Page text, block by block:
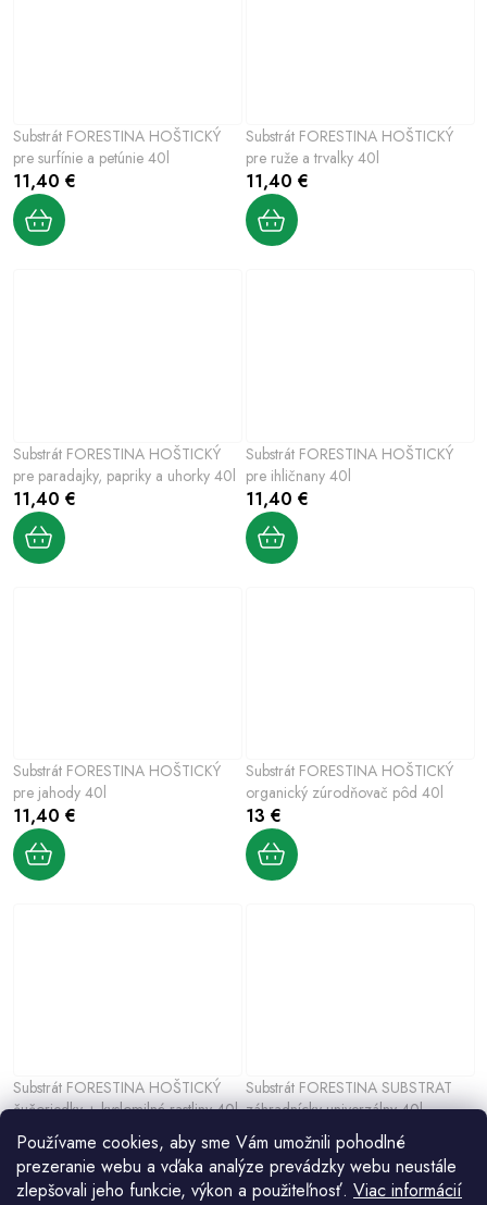
Používame cookies, aby sme Vám umožnili pohodlné
prezeranie webu a vďaka analýze prevádzky webu neustále
zlepšovali jeho funkcie, výkon a použiteľnosť. Viac informácií
Substrát FORESTINA HOŠTICKÝ
pre surfínie a petúnie 40l
11,40 €
Substrát FORESTINA HOŠTICKÝ
pre ruže a trvalky 40l
11,40 €
Substrát FORESTINA HOŠTICKÝ
pre paradajky, papriky a uhorky 40l
11,40 €
Substrát FORESTINA HOŠTICKÝ
pre ihličnany 40l
11,40 €
Substrát FORESTINA HOŠTICKÝ
pre jahody 40l
11,40 €
Substrát FORESTINA HOŠTICKÝ
organický zúrodňovač pôd 40l
13 €
Substrát FORESTINA HOŠTICKÝ
čučoriedky + kyslomilné rastliny 40l
10,30 €
Substrát FORESTINA SUBSTRAT
záhradnícky univerzálny 40l
10,10 €